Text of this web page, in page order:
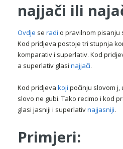
najjači ili
Ovdje se radi o pravilnom pisanju
Kod pridjeva postoje tri stupnja
komparativ i superlativ. Kod
a superlativ glasi najjači.
Kod pridjeva koji počinju slovom
slovo ne gubi. Tako recimo i kod
glasi jasniji i superlativnajjasniji.
Primjeri: